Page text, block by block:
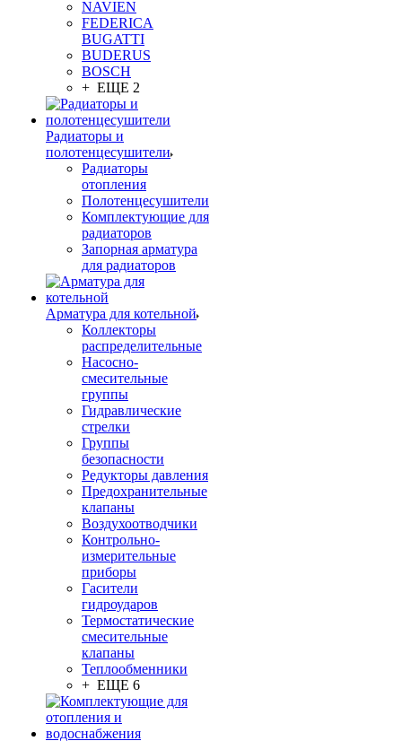
NAVIEN
FEDERICA
BUGATTI
BUDERUS
BOSCH
+ ЕЩЕ 2
Радиаторы и
полотенцесушители
Радиаторы
отопления
Полотенцесушители
Комплектующие для
радиаторов
Запорная арматура
для радиаторов
Арматура для котельной
Коллекторы
распределительные
Насосно-
смесительные
группы
Гидравлические
стрелки
Группы
безопасности
Редукторы давления
Предохранительные
клапаны
Воздухоотводчики
Контрольно-
измерительные
приборы
Гасители
гидроударов
Термостатические
смесительные
клапаны
Теплообменники
+ ЕЩЕ 6